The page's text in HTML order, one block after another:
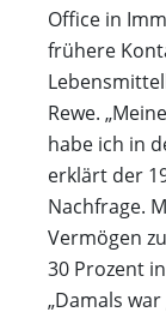
Office in
frühere
Rewe.
habe ich in
erklärt der
Nachfrage.
Vermögen
30 Prozent
„Damals